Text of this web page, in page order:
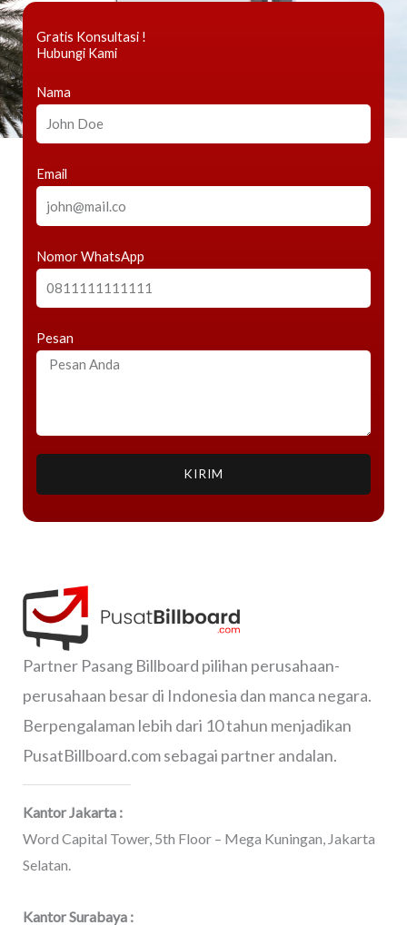
Gratis Konsultasi !
Hubungi Kami
Nama
Email
Nomor WhatsApp
Pesan
KIRIM
Partner Pasang Billboard pilihan perusahaan-
perusahaan besar di Indonesia dan manca negara.
Berpengalaman lebih dari 10 tahun menjadikan
PusatBillboard.com sebagai partner andalan.
Kantor Jakarta :
Word Capital Tower, 5th Floor – Mega Kuningan, Jakarta
Selatan.
Kantor Surabaya :